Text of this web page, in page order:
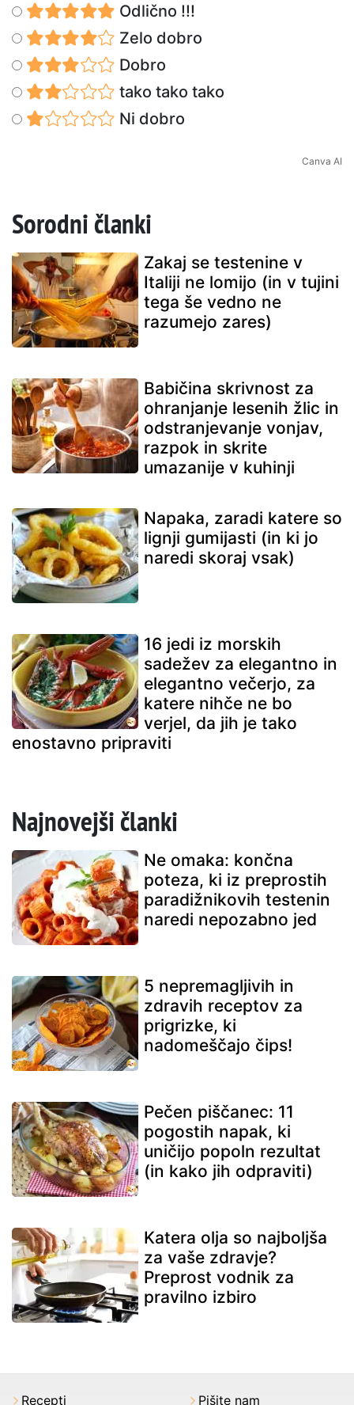
Odlično !!!
Zelo dobro
Dobro
tako tako tako
Ni dobro
Canva AI
Sorodni članki
Zakaj se testenine v
Italiji ne lomijo (in v tujini
tega še vedno ne
razumejo zares)
Babičina skrivnost za
ohranjanje lesenih žlic in
odstranjevanje vonjav,
razpok in skrite
umazanije v kuhinji
Napaka, zaradi katere so
lignji gumijasti (in ki jo
naredi skoraj vsak)
16 jedi iz morskih
sadežev za elegantno in
elegantno večerjo, za
katere nihče ne bo
verjel, da jih je tako
enostavno pripraviti
Najnovejši članki
Ne omaka: končna
poteza, ki iz preprostih
paradižnikovih testenin
naredi nepozabno jed
5 nepremagljivih in
zdravih receptov za
prigrizke, ki
nadomeščajo čips!
Pečen piščanec: 11
pogostih napak, ki
uničijo popoln rezultat
(in kako jih odpraviti)
Katera olja so najboljša
za vaše zdravje?
Preprost vodnik za
pravilno izbiro
Recepti Pišite nam